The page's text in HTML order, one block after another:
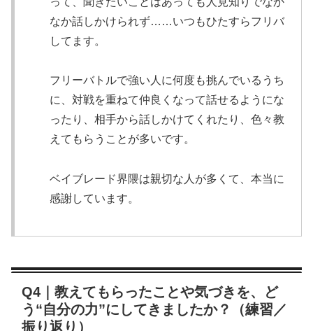
なか話しかけられず……いつもひたすらフリバ
してます。
フリーバトルで強い人に何度も挑んでいるうち
に、対戦を重ねて仲良くなって話せるようにな
ったり、相手から話しかけてくれたり、色々教
えてもらうことが多いです。
ベイブレード界隈は親切な人が多くて、本当に
感謝しています。
Q4｜教えてもらったことや気づきを、ど
う“自分の力”にしてきましたか？（練習／
振り返り）